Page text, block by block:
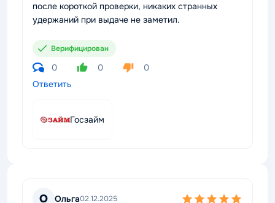
после короткой проверки, никаких странных
удержаний при выдаче не заметил.
Верифицирован
0 0
0
Ответить
Госзайм
О Ольга02.12.2025